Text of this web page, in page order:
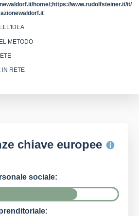
home/;https://www.rudolfsteiner.it/it/
METODO
IN RETE
chiave europee
sociale: